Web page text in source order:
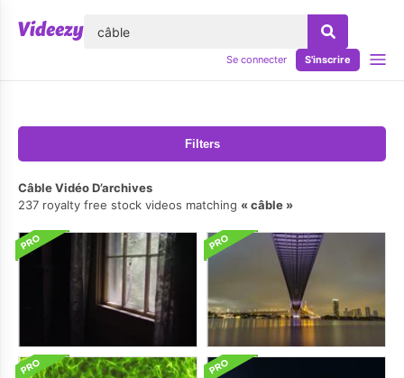
Se connecter S'inscrire
Filters
Câble Vidéo D’archives
237 royalty free stock videos matching
câble